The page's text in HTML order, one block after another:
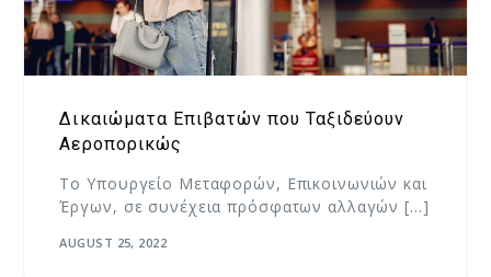
Δικαιώματα Επιβατών που Ταξιδεύουν
Αεροπορικώς
Το Υπουργείο Μεταφορών, Επικοινωνιών και
Έργων, σε συνέχεια πρόσφατων αλλαγών […]
AUGUST 25, 2022